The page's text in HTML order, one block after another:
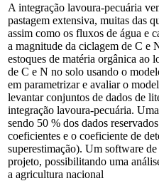
A integração lavoura-pecuária
pastagem extensiva, muitas das
assim como os fluxos de água e
a magnitude da ciclagem de C e
estoques de matéria orgânica ao
de C e N no solo usando o
em parametrizar e avaliar o
levantar conjuntos de dados de
integração lavoura-pecuária.
sendo 50 % dos dados
coeficientes e o coeficiente de
superestimação). Um software
projeto, possibilitando uma
a agricultura nacional